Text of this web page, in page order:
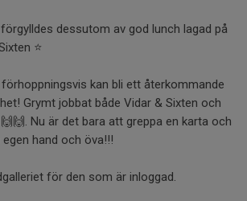
dessutom av god lunch lagad på
⭐
kan bli ett återkommande
Grymt jobbat både Vidar & Sixten och
Nu är det bara att greppa en karta och
hand och öva!!!
för den som är inloggad.